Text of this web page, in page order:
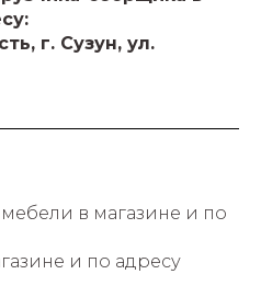
г. Сузун, ул.
мебели в магазине и по
и по адресу